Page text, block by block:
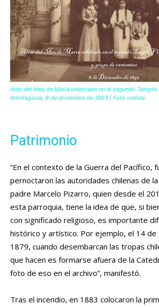
Altar del Mes de María celebrado en el segundo Templo
Antofagasta, 8 de diciembre de 1893 | Foto cedida
Patrimonio
“En el contexto de la Guerra del Pacífico,
pernoctaron las autoridades chilenas de la
padre Marcelo Pizarro, quien desde el
esta parroquia, tiene la idea de que, si
con significado religioso, es importante
histórico y artístico. Por ejemplo, el 14
1879, cuando desembarcan las tropas
que hacen es formarse afuera de la
foto de eso en el archivo”, manifestó.
Tras el incendio, en 1883 colocaron la